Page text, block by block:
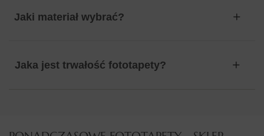
Jaki materiał wybrać?
Jaka jest trwałość fototapety?